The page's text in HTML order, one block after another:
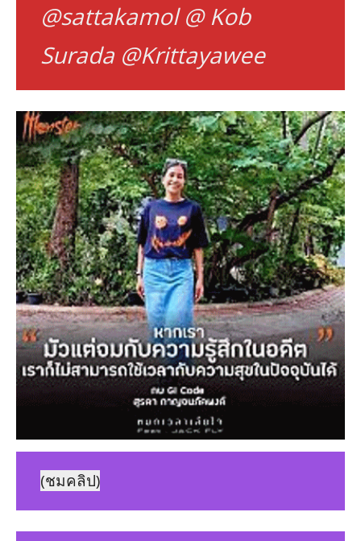
@sattakamol@ Kob
Surada @Krittayawee
(ชมคลิป)